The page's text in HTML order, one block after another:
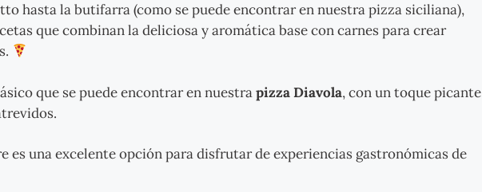
hasta la butifarra (como se puede encontrar en nuestra pizza siciliana),
que combinan la deliciosa y aromática base con carnes para crear
que se puede encontrar en nuestrapizza Diavola, con un toque picante
es una excelente opción para disfrutar de experiencias gastronómicas de